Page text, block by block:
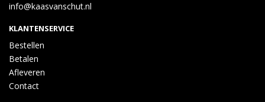
info@kaasvanschut.nl
KLANTENSERVICE
Bestellen
Betalen
Afleveren
Contact